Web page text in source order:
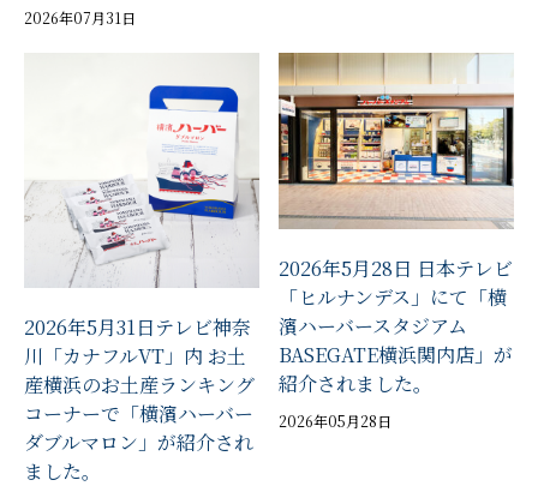
2026年07月31日
2026年5月31日テレビ神奈
川「カナフルVT」内 お土
産横浜のお土産ランキング
コーナーで「横濱ハーバー
ダブルマロン」が紹介され
ました。
2026年5月28日 日本テレビ
「ヒルナンデス」にて「横
濱ハーバースタジアム
BASEGATE横浜関内店」が
紹介されました。
2026年05月28日